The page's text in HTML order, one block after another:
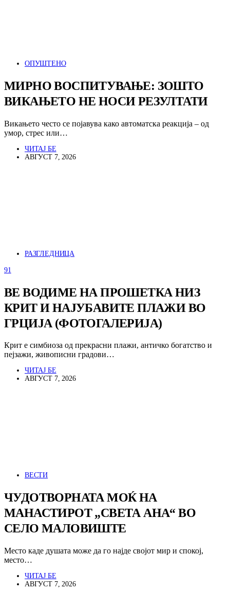
ОПУШТЕНО
МИРНО ВОСПИТУВАЊЕ: ЗОШТО
ВИКАЊЕТО НЕ НОСИ РЕЗУЛТАТИ
Викањето често се појавува како автоматска реакција – од
умор, стрес или…
ЧИТАЈ БЕ
АВГУСТ 7, 2026
РАЗГЛЕДНИЦА
91
ВЕ ВОДИМЕ НА ПРОШЕТКА НИЗ
КРИТ И НАЈУБАВИТЕ ПЛАЖИ ВО
ГРЦИЈА (ФОТОГАЛЕРИЈА)
Крит е симбиоза од прекрасни плажи, античко богатство и
пејзажи, живописни градови…
ЧИТАЈ БЕ
АВГУСТ 7, 2026
ВЕСТИ
ЧУДОТВОРНАТА МОЌ НА
МАНАСТИРОТ „СВЕТА АНА“ ВО
СЕЛО МАЛОВИШТЕ
Место каде душата може да го најде својот мир и спокој,
место…
ЧИТАЈ БЕ
АВГУСТ 7, 2026